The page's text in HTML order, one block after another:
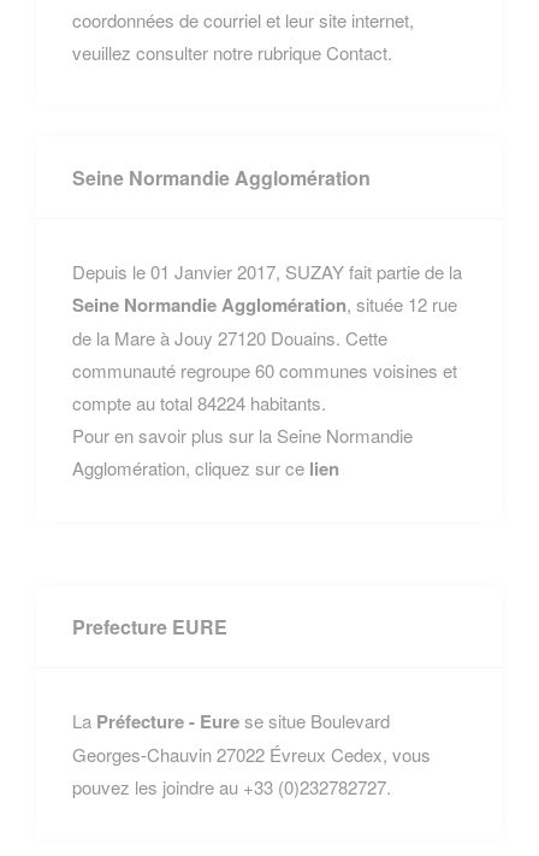
coordonnées de courriel et leur site internet,
veuillez consulter notre rubrique Contact.
Seine Normandie Agglomération
Depuis le 01 Janvier 2017, SUZAY fait partie de la
Seine Normandie Agglomération, située 12 rue
de la Mare à Jouy 27120 Douains. Cette
communauté regroupe 60 communes voisines et
compte au total 84224 habitants.
Pour en savoir plus sur la Seine Normandie
Agglomération, cliquez sur ce lien
Prefecture EURE
La Préfecture - Eurese situe Boulevard
Georges-Chauvin 27022 Évreux Cedex, vous
pouvez les joindre au +33 (0)232782727.